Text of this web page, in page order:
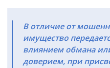
В отличие от
имущество
влиянием обмана
доверием, при